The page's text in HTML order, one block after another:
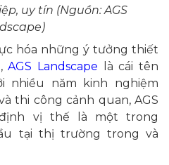
uy tín (Nguồn: AGS
hóa những ý tưởng thiết
AGS Landscape là cái tên
nhiều năm kinh nghiệm
thi công cảnh quan, AGS
định vị thế là một trong
tại thị trường trong và